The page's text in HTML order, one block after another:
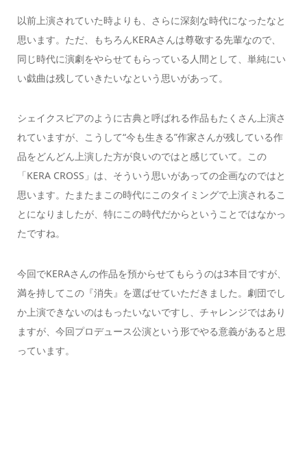
以前上演されていた時よりも、さらに深刻な時代になったなと
思います。ただ、もちろんKERAさんは尊敬する先輩なので、
同じ時代に演劇をやらせてもらっている人間として、単純にい
い戯曲は残していきたいなという思いがあって。
シェイクスピアのように古典と呼ばれる作品もたくさん上演さ
れていますが、こうして“今も生きる”作家さんが残している作
品をどんどん上演した方が良いのではと感じていて。この
「KERA CROSS」は、そういう思いがあっての企画なのではと
思います。たまたまこの時代にこのタイミングで上演されるこ
とになりましたが、特にこの時代だからということではなかっ
たですね。
今回でKERAさんの作品を預からせてもらうのは3本目ですが、
満を持してこの『消失』を選ばせていただきました。劇団でし
か上演できないのはもったいないですし、チャレンジではあり
ますが、今回プロデュース公演という形でやる意義があると思
っています。